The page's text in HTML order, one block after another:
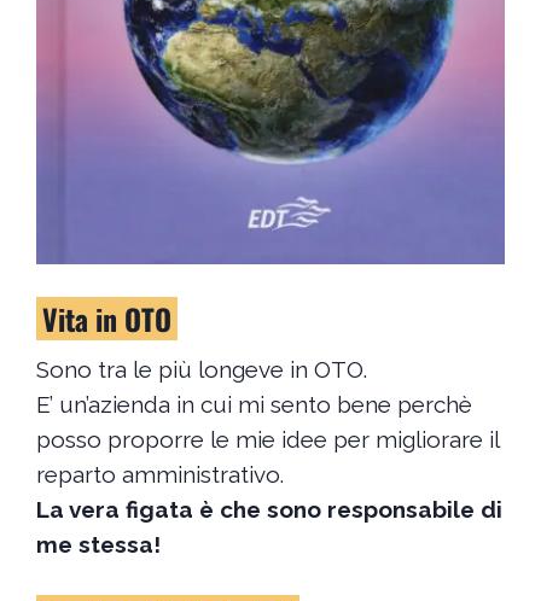
Vita in OTO
Sono tra le più longeve in OTO.
E’ un’azienda in cui mi sento bene perchè
posso proporre le mie idee per migliorare il
reparto amministrativo.
La vera figata è che sono responsabile di
me stessa!